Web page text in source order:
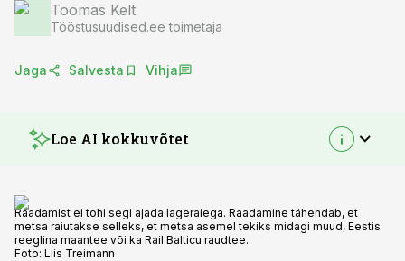
Toomas Kelt
Tööstusuudised.ee toimetaja
Jaga Salvesta Vihja
Loe AI kokkuvõtet
Raadamist ei tohi segi ajada lageraiega. Raadamine tähendab, et
metsa raiutakse selleks, et metsa asemel tekiks midagi muud, Eestis
reeglina maantee või ka Rail Balticu raudtee.
Foto: Liis Treimann